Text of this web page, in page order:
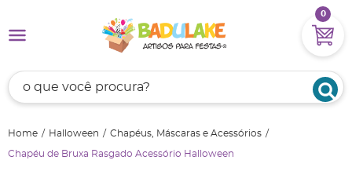
0
Home Halloween Chapéus, Máscaras e Acessórios
Chapéu de Bruxa Rasgado Acessório Halloween